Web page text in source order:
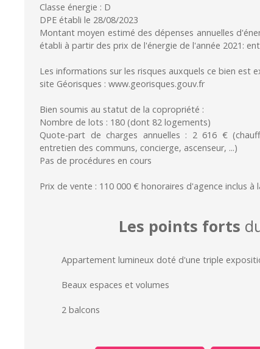
Classe énergie : D
DPE établi le 28/08/2023
Montant moyen estimé des dépenses annuelles
établi à partir des prix de l'énergie de l'année 2021:
Les informations sur les risques auxquels ce bien est
site Géorisques : www.georisques.gouv.fr
Bien soumis au statut de la copropriété :
Nombre de lots : 180 (dont 82 logements)
Quote-part de charges annuelles : 2 616 €
entretien des communs, concierge, ascenseur, ...)
Pas de procédures en cours
Prix de vente : 110 000 € honoraires d'agence inclus à
Les points forts
Appartement lumineux doté d'une triple
Beaux espaces et volumes
2 balcons